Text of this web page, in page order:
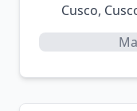
Cusco,